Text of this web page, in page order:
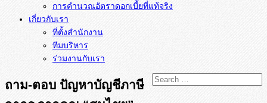
การคำนวณอัตราดอกเบี้ยที่แท้จริง
เกี่ยวกับเรา
ที่ตั้งสำนักงาน
ทีมบริหาร
ร่วมงานกับเรา
ถาม-ตอบ ปัญหาบัญชีภาษี